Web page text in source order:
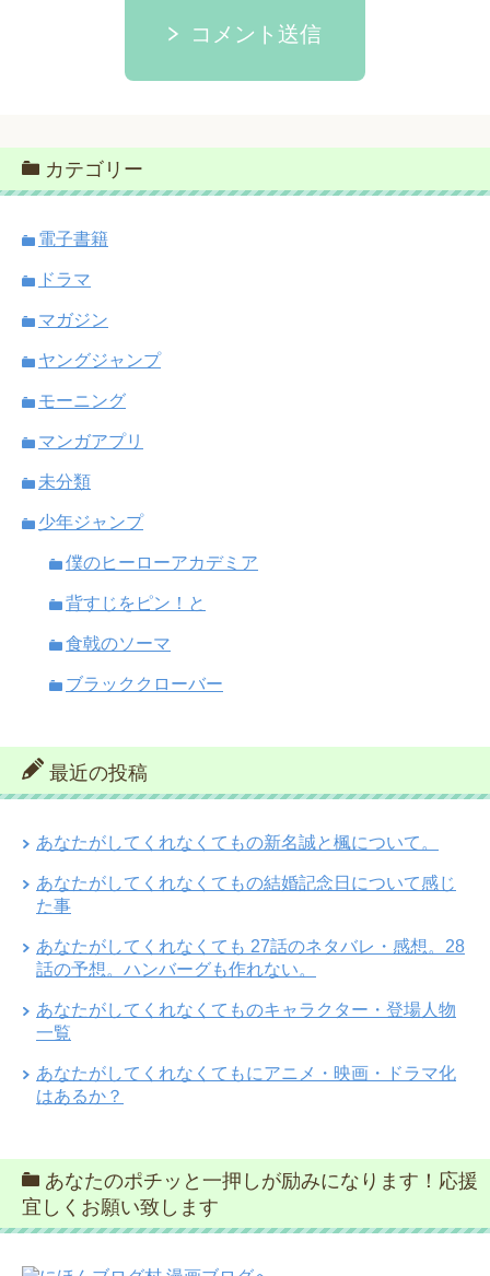
コメント送信
カテゴリー
電子書籍
ドラマ
マガジン
ヤングジャンプ
モーニング
マンガアプリ
未分類
少年ジャンプ
僕のヒーローアカデミア
背すじをピン！と
食戟のソーマ
ブラッククローバー
最近の投稿
あなたがしてくれなくてもの新名誠と楓について。
あなたがしてくれなくてもの結婚記念日について感じ
た事
あなたがしてくれなくても 27話のネタバレ・感想。28
話の予想。ハンバーグも作れない。
あなたがしてくれなくてものキャラクター・登場人物
一覧
あなたがしてくれなくてもにアニメ・映画・ドラマ化
はあるか？
あなたのポチッと一押しが励みになります！応援
宜しくお願い致します